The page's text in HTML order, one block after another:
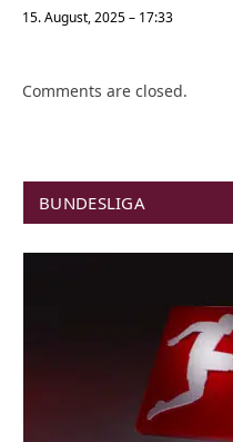
15. August, 2025 – 17:33
Comments are closed.
BUNDESLIGA